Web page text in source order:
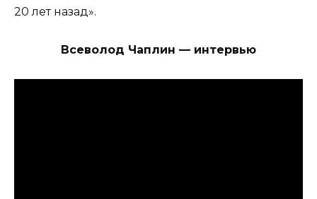
20 лет назад».
Всеволод Чаплин — интервью